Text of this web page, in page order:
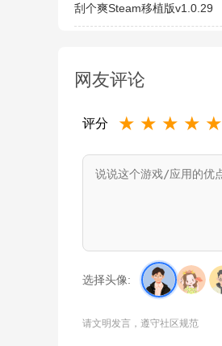
刮个爽Steam移植版v1.0.29
网友评论
评分 ★ ★ ★ ★ ★
选择头像:
请文明发言，遵守社区规范